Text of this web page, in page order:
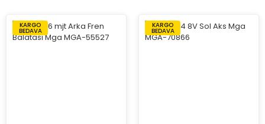
KARGO
BEDAVA
KARGO
BEDAVA